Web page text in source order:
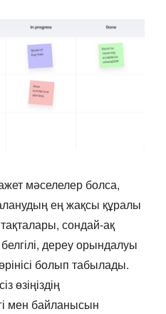
мәселелер болса,
ең жақсы құралы
сондай-ақ
дереу орындалуы
болып табылады.
өзіңіздің
мен байланысын